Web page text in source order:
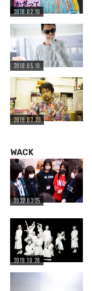
2018.02.10
2018.05.10
2019.07.23
WACK
2022.03.25
2019.10.28